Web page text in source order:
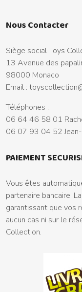
Nous Contacter
Siège social Toys
13 Avenue des
98000 Monaco
Email :
Téléphones :
06 64 46 58 01
06 07 93 04 52
PAIEMENT
Vous êtes
partenaire bancaire.
garantissant que vos
aucun cas ni sur le
Collection.